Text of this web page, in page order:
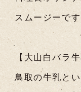
スムージーです
【大山白バラ牛
鳥取の牛乳と